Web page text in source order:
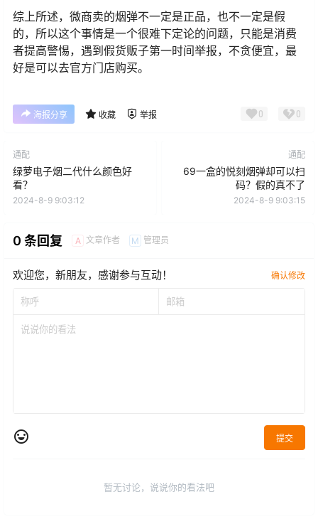
综上所述，微商卖的烟弹不一定是正品，也不一定是假
的，所以这个事情是一个很难下定论的问题，只能是消费
者提高警惕，遇到假货贩子第一时间举报，不贪便宜，最
好是可以去官方门店购买。
海报分享 收藏 举报 0 0
通配
绿萝电子烟二代什么颜色好
看？
2024-8-9 9:03:12
通配
69一盒的悦刻烟弹却可以扫
码？假的真不了
2024-8-9 9:03:15
0 条回复 A 文章作者 M 管理员
欢迎您，新朋友，感谢参与互动！ 确认修改
提交
暂无讨论，说说你的看法吧